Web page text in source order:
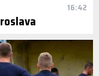
16:42